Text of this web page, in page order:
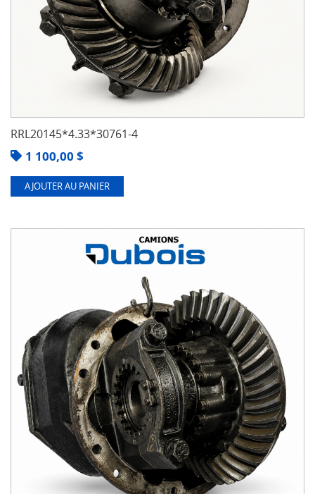
RRL20145*4.33*30761-4
1 100,00 $
AJOUTER AU PANIER